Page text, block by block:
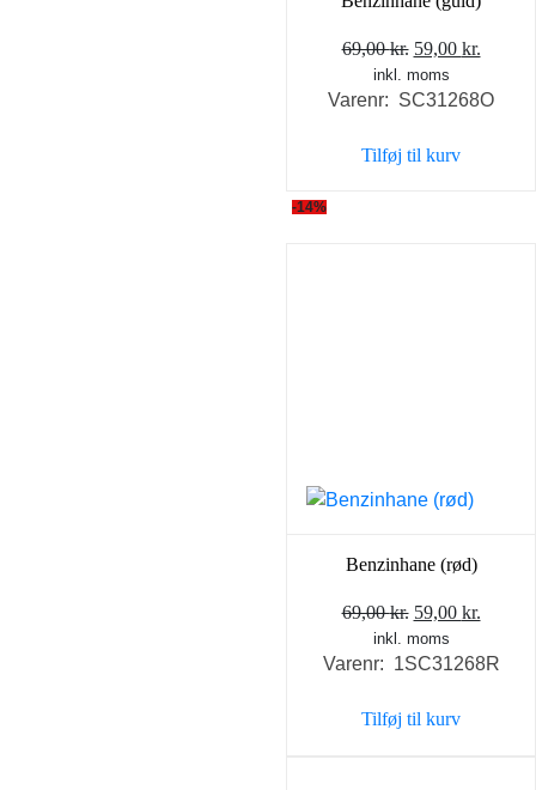
69,00kr. Den
oprindelige
pris
69,00 kr..
59,00 kr.
pris
inkl. moms
Varenr: SC31268O
Tilføj til kurv
-14%
Benzinhane (rød)
69,00kr. Den
oprindelige
pris
69,00 kr..
59,00 kr.
pris
inkl. moms
Varenr: 1SC31268R
Tilføj til kurv